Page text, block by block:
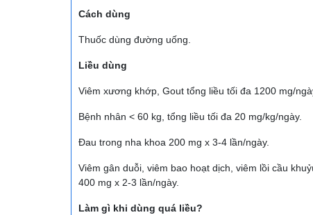
Cách dùng
Thuốc dùng đường uống.
Liều dùng
Viêm xương khớp, Gout tổng liều tối đa 1200 mg/
Bệnh nhân < 60 kg, tổng liều tối đa 20 mg/kg/ngày.
Ðau trong nha khoa 200 mg x 3-4 lần/ngày.
Viêm gân duỗi, viêm bao hoạt dịch, viêm lồi cầu
400 mg x 2-3 lần/ngày.
Làm gì khi dùng quá liều?